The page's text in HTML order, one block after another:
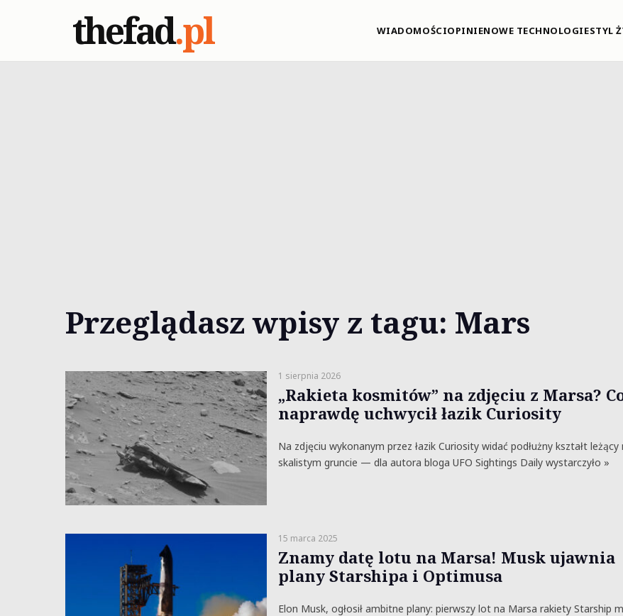
thefad.pl WIADOMOŚCIOPINIENOWE TECHNOLOGIESTYL
Przeglądasz wpisy z tagu: Mars
1 sierpnia 2026
„Rakieta kosmitów” na zdjęciu z Marsa?
naprawdę uchwycił łazik Curiosity
Na zdjęciu wykonanym przez łazik Curiosity widać podłużny kształt leżący
skalistym gruncie — dla autora bloga UFO Sightings Daily wystarczyło »
15 marca 2025
Znamy datę lotu na Marsa! Musk ujawnia
plany Starshipa i Optimusa
Elon Musk, ogłosił ambitne plany: pierwszy lot na Marsa rakiety Starship